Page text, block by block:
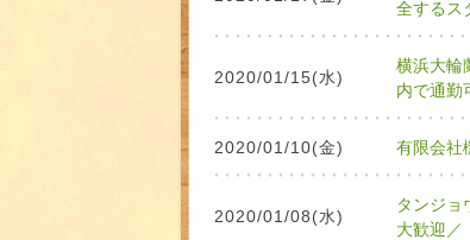
全するス
2020/01/15(水)
横浜大輪
内で通勤
2020/01/10(金) 有限会社
2020/01/08(水)
タンジョ
大歓迎／